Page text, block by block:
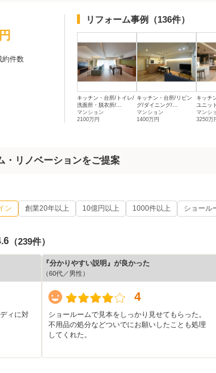
約件数
リフォーム事例 （136件）
キッチン・台所/トイレ/
洗面所・脱衣所/...
マンション
2100万円
キッチン・台所/リビン
グ/ダイニング/...
マンション
1400万円
キッチ
ユニッ
マンシ
3250万
・リノベーションをご提案
ン 創業20年以上 10億円以上 1000件以上 ショール
（239件）
ィに対
『分かりやすい説明』が良かった
（60代／男性）
4
ショールームで見本をしっかり見せてもらった。
不用品の処分などついでにお願いしたことも処理
してくれた。